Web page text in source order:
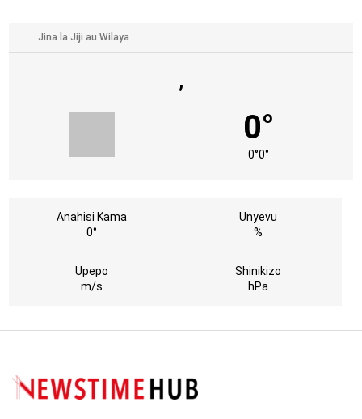
,
0°
0°0°
Anahisi Kama
0°
Unyevu
%
Upepo
m/s
Shinikizo
hPa